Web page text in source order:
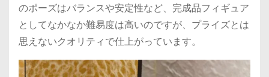
のポーズはバランスや安定性など、完成品フィギュア
としてなかなか難易度は高いのですが、プライズとは
思えないクオリティで仕上がっています。